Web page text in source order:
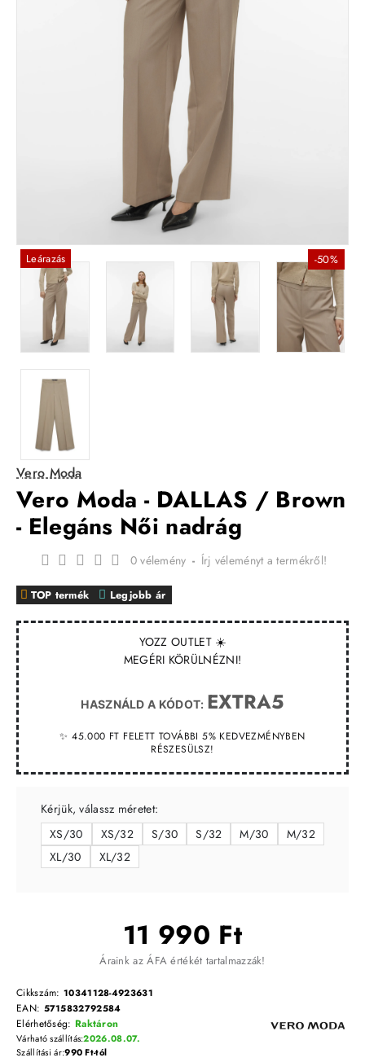
Leárazás -50%
Vero Moda
Vero Moda - DALLAS / Brown
- Elegáns Női nadrág
YOZZ OUTLET ☀️
MEGÉRI KÖRÜLNÉZNI!
HASZNÁLD A KÓDOT: EXTRA5
✨ 45.000 FT FELETT TOVÁBBI 5% KEDVEZMÉNYBEN
RÉSZESÜLSZ!
TOP termék Legjobb ár
0 vélemény - Írj véleményt a termékről!
11 990 Ft
Áraink az ÁFA értékét tartalmazzák!
Cikkszám: 10341128-4923631
EAN: 5715832792584
Elérhetőség: Raktáron
Várható szállítás:2026.08.07.
Szállítási ár:990 Ft-tól
Kérjük, válassz méretet:
XS/30
XS/32 S/30 S/32 M/30
M/32
XL/30
XL/32